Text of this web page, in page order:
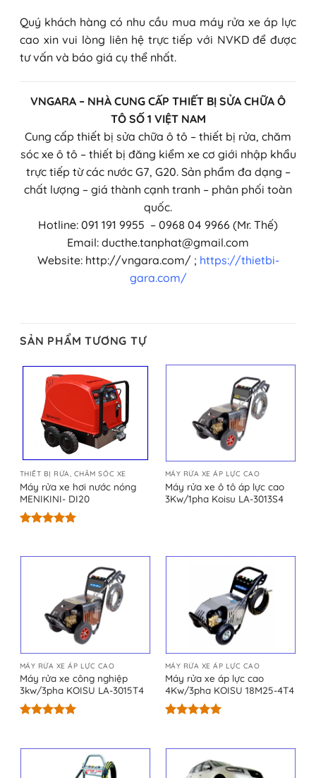
Quý khách hàng có nhu cầu mua máy rửa xe áp lực
cao xin vui lòng liên hệ trực tiếp với NVKD để được
tư vấn và báo giá cụ thể nhất.
VNGARA – NHÀ CUNG CẤP THIẾT BỊ SỬA CHỮA Ô
TÔ SỐ 1 VIỆT NAM
Cung cấp thiết bị sửa chữa ô tô – thiết bị rửa, chăm
sóc xe ô tô – thiết bị đăng kiểm xe cơ giới nhập khẩu
trực tiếp từ các nước G7, G20. Sản phẩm đa dạng –
chất lượng – giá thành cạnh tranh – phân phối toàn
quốc.
Hotline: 091 191 9955 – 0968 04 9966 (Mr. Thế)
Email: ducthe.tanphat@gmail.com
Website: http://vngara.com/ ; https://thietbi-
gara.com/
SẢN PHẨM TƯƠNG TỰ
THIẾT BỊ RỬA, CHĂM SÓC XE
Máy rửa xe hơi nước nóng
MENIKINI- DI20
5 sao
MÁY RỬA XE ÁP LỰC CAO
Máy rửa xe ô tô áp lực cao
3Kw/1pha Koisu LA-3013S4
MÁY RỬA XE ÁP LỰC CAO
Máy rửa xe công nghiệp
3kw/3pha KOISU LA-3015T4
5 sao
MÁY RỬA XE ÁP LỰC CAO
Máy rửa xe áp lực cao
4Kw/3pha KOISU 18M25-4T4
5 sao